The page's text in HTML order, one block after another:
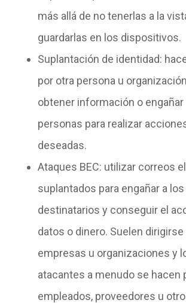
más allá de no tenerlas a la
guardarlas en los dispositivos.
Suplantación de identidad:
por otra persona u
obtener información o engañar
personas para realizar
deseadas.
Ataques BEC: utilizar correos
suplantados para engañar a los
destinatarios y conseguir el
datos o dinero. Suelen dirigirse
empresas u organizaciones y
atacantes a menudo se hacen
empleados, proveedores u